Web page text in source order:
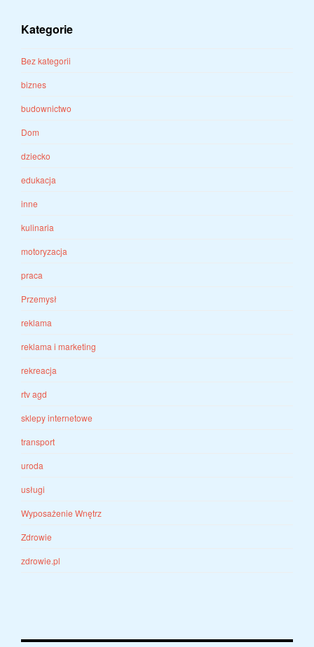
Kategorie
Bez kategorii
biznes
budownictwo
Dom
dziecko
edukacja
inne
kulinaria
motoryzacja
praca
Przemysł
reklama
reklama i marketing
rekreacja
rtv agd
sklepy internetowe
transport
uroda
usługi
Wyposażenie Wnętrz
Zdrowie
zdrowie.pl